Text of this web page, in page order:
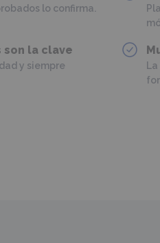
lo confirma.
son la clave
y siempre